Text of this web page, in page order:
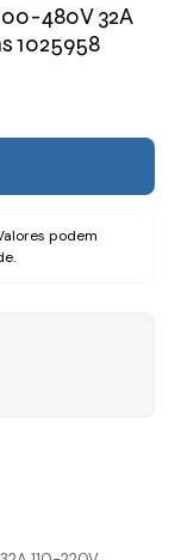
480V 32A
1025958
podem